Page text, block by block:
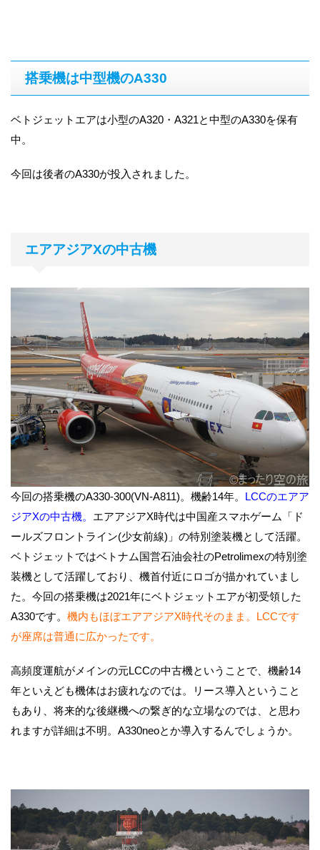
搭乗機は中型機のA330
ベトジェットエアは小型のA320・A321と中型のA330を保有
中。
今回は後者のA330が投入されました。
エアアジアXの中古機
今回の搭乗機のA330-300(VN-A811)。機齢14年。 LCCのエアア
ジアXの中古機。 エアアジアX時代は中国産スマホゲーム「ド
ールズフロントライン(少女前線)」の特別塗装機として活躍。
ベトジェットではベトナム国営石油会社のPetrolimexの特別塗
装機として活躍しており、機首付近にロゴが描かれていまし
た。今回の搭乗機は2021年にベトジェットエアが初受領した
A330です。 機内もほぼエアアジアX時代そのまま。LCCです
が座席は普通に広かったです。
高頻度運航がメインの元LCCの中古機ということで、機齢14
年といえども機体はお疲れなのでは。リース導入ということ
もあり、将来的な後継機への繋ぎ的な立場なのでは、と思わ
れますが詳細は不明。A330neoとか導入するんでしょうか。